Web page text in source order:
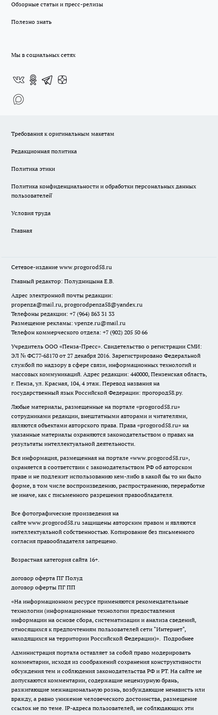
Обзорные статьи и пресс-релизы
Полезно знать
Мы в социальных сетях
Требования к оригинальным макетам
Редакционная политика
Политика этики
Политика конфиденциальности и обработки персональных данных
пользователей̆
Условия труда
Главная
Сетевое-издание www.progorod58.ru
Главный редактор: Полудницына Е.В.
Адрес электронной почты редакции:
propenza@mail.ru, progorodpenza58@yandex.ru
Телефоны редакции: +7 (964) 863 31 33
Размещение рекламы: vpenze.ru@mail.ru
Телефон коммерческого отдела: +7 (902) 205 50 66
Учредитель ООО «Пенза-Пресс». Свидетельство о регистрации СМИ:
ЭЛ № ФС77-68170 от 27 декабря 2016. Зарегистрировано Федеральной
службой по надзору в сфере связи, информационных технологий и
массовых коммуникаций. Адрес редакции: 440000, Пензенская область,
г. Пенза, ул. Красная, 104, 4 этаж. Перевод названия на
государственный язык Российской Федерации: прогород58.ру.
Любые материалы, размещенные на портале «progorod58.ru»
сотрудниками редакции, внештатными авторами и читателями,
являются объектами авторского права. Права «progorod58.ru» на
указанные материалы охраняются законодательством о правах на
результаты интеллектуальной деятельности.
Вся информация, размещенная на портале «www.progorod58.ru»,
охраняется в соответствии с законодательством РФ об авторском
праве и не подлежит использованию кем-либо в какой бы то ни было
форме, в том числе воспроизведению, распространению, переработке
не иначе, как с письменного разрешения правообладателя.
Все фотографические произведения на
сайте www.progorod58.ru защищены авторским правом и являются
интеллектуальной собственностью. Копирование без письменного
согласия правообладателя запрещено.
Возрастная категория сайта 16+.
договор оферта ПГ Полуд
договор оферты ПГ ПП
«На информационном ресурсе применяются рекомендательные
технологии (информационные технологии предоставления
информации на основе сбора, систематизации и анализа сведений,
относящихся к предпочтениям пользователей сети "Интернет",
находящихся на территории Российской Федерации)». Подробнее
Администрация портала оставляет за собой право модерировать
комментарии, исходя из соображений сохранения конструктивности
обсуждения тем и соблюдения законодательства РФ и РТ. На сайте не
допускаются комментарии, содержащие нецензурную брань,
разжигающие межнациональную рознь, возбуждающие ненависть или
вражду, а равно унижение человеческого достоинства, размещение
ссылок не по теме. IP-адреса пользователей, не соблюдающих эти